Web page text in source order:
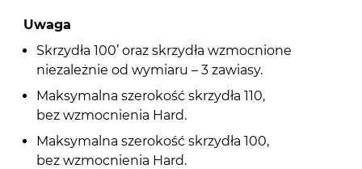
Uwaga
Skrzydła 100’ oraz skrzydła wzmocnione
niezależnie od wymiaru – 3 zawiasy.
Maksymalna szerokość skrzydła 110,
bez wzmocnienia Hard.
Maksymalna szerokość skrzydła 100,
bez wzmocnienia Hard.